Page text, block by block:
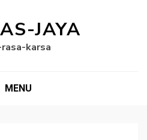
JAYA
karsa
MENU